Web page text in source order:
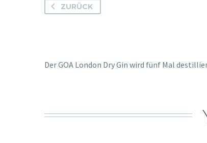
ZURÜCK
Der GOA London Dry Gin wird fünf Mal